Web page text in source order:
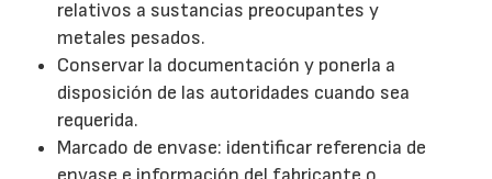
relativos a sustancias preocupantes y
metales pesados.
Conservar la documentación y ponerla a
disposición de las autoridades cuando sea
requerida.
Marcado de envase: identificar referencia de